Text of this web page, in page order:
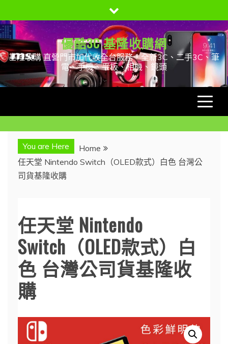
to
content
優酷3C 基隆收購網
基隆收購 直營門市加代收全台服務，全新3C、二手3C、筆
電、手機、平板、相機、鏡頭
You are Here
Home
任天堂 Nintendo Switch（OLED款式）白色 台灣公
司貨基隆收購
任天堂 Nintendo
Switch（OLED款式）白
色 台灣公司貨基隆收
購